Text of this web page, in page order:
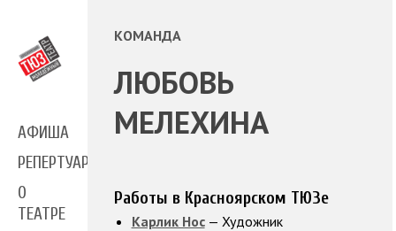
АФИША
РЕПЕРТУАР
О
ТЕАТРЕ
КОМАНДА
ЛЮБОВЬ
МЕЛЕХИНА
Работы в Красноярском ТЮЗе
Карлик Нос— Художник